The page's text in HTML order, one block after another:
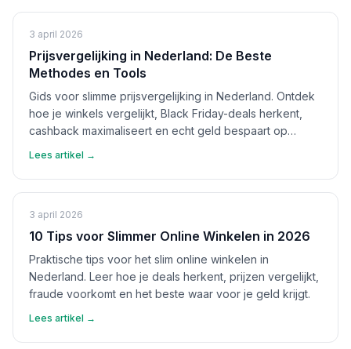
3 april 2026
Prijsvergelijking in Nederland: De Beste
Methodes en Tools
Gids voor slimme prijsvergelijking in Nederland. Ontdek
hoe je winkels vergelijkt, Black Friday-deals herkent,
cashback maximaliseert en echt geld bespaart op
Lees artikel →
3 april 2026
10 Tips voor Slimmer Online Winkelen in 2026
Praktische tips voor het slim online winkelen in
Nederland. Leer hoe je deals herkent, prijzen vergelijkt,
fraude voorkomt en het beste waar voor je geld krijgt.
Lees artikel →